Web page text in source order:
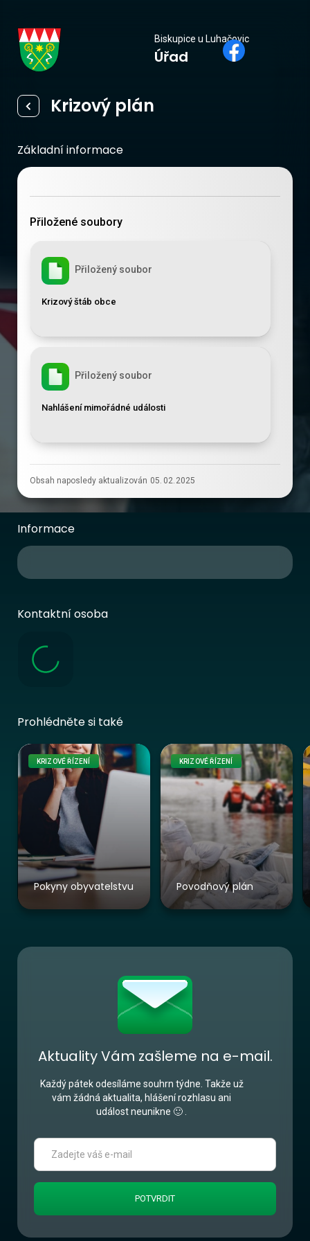
Biskupice u Luhačovic
Úřad
Krizový plán
Základní informace
Přiložené soubory
Přiložený soubor
Krizový štáb obce
Přiložený soubor
Nahlášení mimořádné události
Obsah naposledy aktualizován 05. 02. 2025
Informace
Kontaktní osoba
Prohlédněte si také
Pokyny obyvatelstvu
KRIZOVÉ ŘÍZENÍ
Povodňový plán
KRIZOVÉ ŘÍZENÍ
Aktuality Vám zašleme na e-mail.
Každý pátek odesíláme souhrn týdne. Takže už
vám žádná aktualita, hlášení rozhlasu ani
událost neunikne 🙂 .